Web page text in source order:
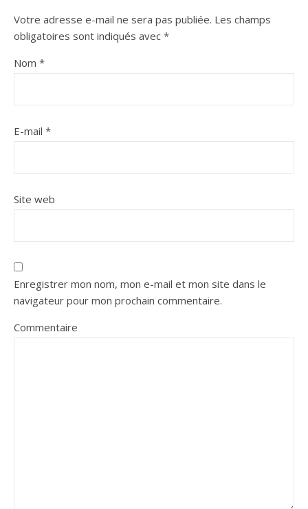
Votre adresse e-mail ne sera pas publiée. Les champs
obligatoires sont indiqués avec *
Nom *
E-mail *
Site web
Enregistrer mon nom, mon e-mail et mon site dans le
navigateur pour mon prochain commentaire.
Commentaire